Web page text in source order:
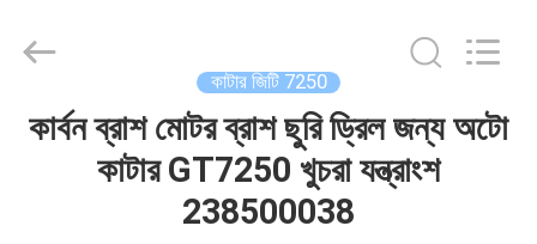
বাড়ি
EQUIPMENT
CO.,LTD.
কাটার জিটি 7250
কার্বন ব্রাশ মোটর ব্রাশ ছুরি ড্রিল জন্য অটো
কাটার GT7250 খুচরা যন্ত্রাংশ
238500038